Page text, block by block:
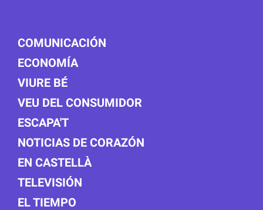
COMUNICACIÓN
ECONOMÍA
VIURE BÉ
VEU DEL CONSUMIDOR
ESCAPA'T
NOTICIAS DE CORAZÓN
EN CASTELLÀ
TELEVISIÓN
EL TIEMPO